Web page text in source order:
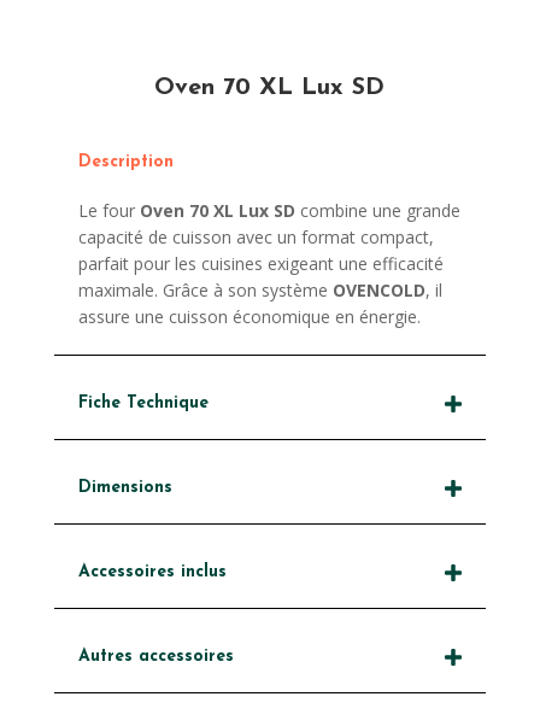
Oven 70 XL Lux SD
Description
Le four Oven 70 XL Lux SD combine une grande
capacité de cuisson avec un format compact,
parfait pour les cuisines exigeant une efficacité
maximale. Grâce à son système OVENCOLD, il
assure une cuisson économique en énergie.
Fiche Technique
Dimensions
Accessoires inclus
Autres accessoires